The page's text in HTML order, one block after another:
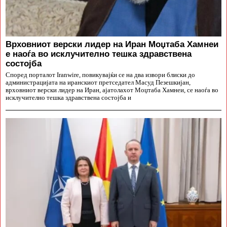
Врховниот верски лидер на Иран Моџтаба Хамнеи
е наоѓа во исклучително тешка здравствена
состојба
Според порталот Iranwire, повикувајќи се на два извори блиски до
администрацијата на иранскиот претседател Масуд Пезешкијан,
врховниот верски лидер на Иран, ајатолахот Моџтаба Хамнеи, се наоѓа во
исклучително тешка здравствена состојба и